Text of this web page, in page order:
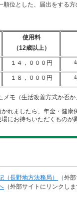
位とした、届出をする方
使用料
（12歳以上）
１４，０００円
１８，０００円
メモ（生活改善方式か否
れましたら、年金・健
にお持ちいただくものが
（長野地方法務局） （外部
（外部サイトにリンクしま